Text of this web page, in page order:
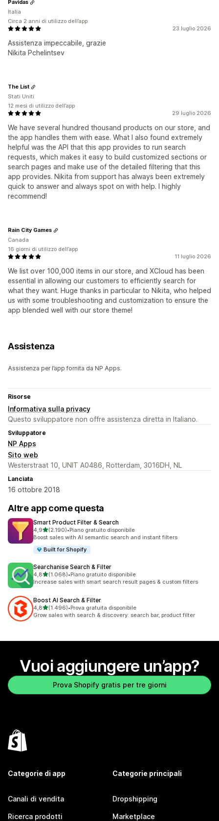
23 luglio 2026
Assistenza impeccabile, grazie
Nikita Pchelintsev
Pavidas
Italia
Circa 2 anni di utilizzo dell’app
29 luglio 2026
We have several hundred thousand products on our store, and
the app handles them with ease. What I also found extremely
helpful was the API that this app provides to run search
requests, which makes it easy to build customized sections or
search pages and make use of the detailed filtering that this
app provides. Nikita from support has always been extremely
quick to answer and always spot on with help. I highly
recommend!
The List
Stati Uniti
12 mesi di utilizzo dell’app
11 luglio 2026
We list over 100,000 items in our store, and XCloud has been
essential in allowing our customers to efficiently search for
what they want. Huge thanks in particular to Nikita, who helped
us with some troubleshooting and customization to ensure the
app blended well with our store theme!
Rain City Games
Canada
16 giorni di utilizzo dell’app
Assistenza
Assistenza per l’app fornita da NP Apps.
Risorse
Informativa sulla privacy
Questo sviluppatore non offre assistenza diretta in Italiano.
Sviluppatore
NP Apps
Sito web
Westerstraat 10, UNIT A0486, Rotterdam, 3016DH, NL
Lanciata
16 ottobre 2018
Altre app come questa
Smart Product Filter & Search
4,9stelle su 5
(2.190)
2190 recensioni totali
•Piano gratuito disponibile
Boost sales with AI semantic search and instant filters
Built for Shopify
Searchanise Search & Filter
4,8stelle su 5
(1.068)
1068 recensioni totali
•Piano gratuito disponibile
Increase sales with smart search result pages & custom filters
Boost AI Search & Filter
4,8stelle su 5
(1.496)
1496 recensioni totali
•Prova gratuita disponibile
Grow sales with search & discovery: search bar, product filter
Vuoi aggiungere un’app?
Prova Shopify gratis per tre giorni
Categorie di app
Canali di vendita
Ricerca prodotti
Categorie principali
Dropshipping
Marketplace